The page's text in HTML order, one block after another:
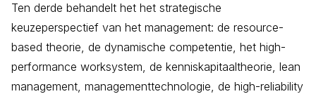
Ten derde behandelt het het strategische
keuzeperspectief van het management: de resource-
based theorie, de dynamische competentie, het high-
performance worksystem, de kenniskapitaaltheorie, lean
management, managementtechnologie, de high-reliability